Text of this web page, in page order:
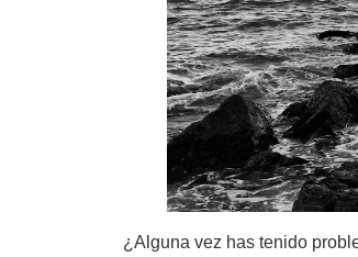
¿Alguna vez has tenido